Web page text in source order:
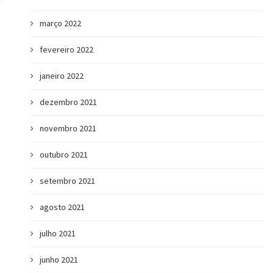
apresentação...
março 2022
fevereiro 2022
janeiro 2022
dezembro 2021
novembro 2021
outubro 2021
setembro 2021
agosto 2021
julho 2021
junho 2021